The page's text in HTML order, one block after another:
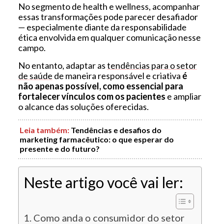
No segmento de health e wellness, acompanhar
essas transformações pode parecer desafiador
— especialmente diante da responsabilidade
ética envolvida em qualquer comunicação nesse
campo.
No entanto, adaptar astendências para o setor
de saúde de maneira responsável e criativa é
não apenas possível, como essencial para
fortalecer vínculos com os pacientes e ampliar
o alcance das soluções oferecidas.
Leia também: Tendências e desafios do
marketing farmacêutico: o que esperar do
presente e do futuro?
Neste artigo você vai ler:
Como anda o consumidor do setor